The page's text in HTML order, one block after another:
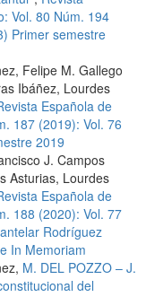
Vol. 80 Núm. 194
Primer semestre
Felipe M. Gallego
Ibáñez, Lourdes
Española de
187 (2019): Vol. 76
2019
J. Campos
Asturias, Lourdes
Española de
188 (2020): Vol. 77
Rodríguez
In Memoriam
M. DEL POZZO – J.
del